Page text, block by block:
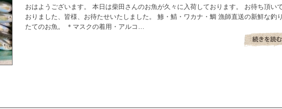
おはようございます。 本日は柴田さんのお魚が久々に入荷しております。 お待ち頂い
おりました、皆様、お待たせいたしました。 鯵・鯖・ワカナ・鯛 漁師直送の新鮮な釣り
たてのお魚。 ＊マスクの着用・アルコ…